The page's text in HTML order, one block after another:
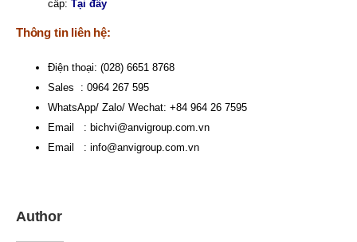
cấp: Tại đây
Thông tin liên hệ:
Điện thoại: (028) 6651 8768
Sales : 0964 267 595
WhatsApp/ Zalo/ Wechat: +84 964 26 7595
Email : bichvi@anvigroup.com.vn
Email : info@anvigroup.com.vn
Author